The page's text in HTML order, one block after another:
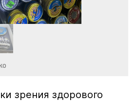
зрения здорового